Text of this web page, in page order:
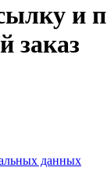
и
заказ
данных